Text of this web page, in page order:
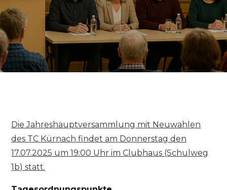
Die Jahreshauptversammlung mit Neuwahlen
des TC Kürnach findet am Donnerstag den
17.07.2025 um 19:00 Uhr im Clubhaus (Schulweg
1b) statt.